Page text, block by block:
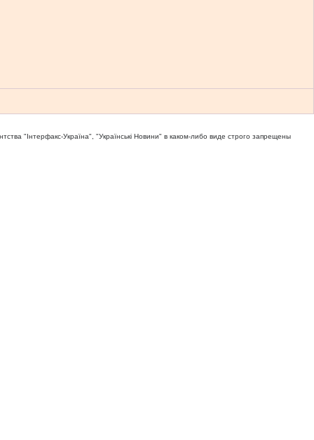
"Iнтерфакс-Україна", "Українськi Новини" в каком-либо виде строго запрещены